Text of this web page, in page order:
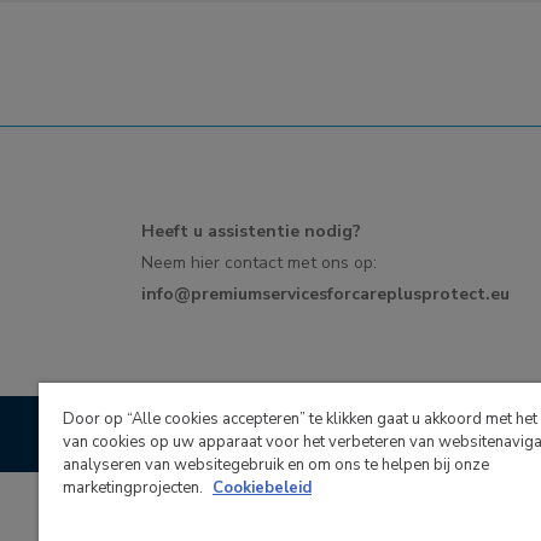
Heeft u assistentie nodig?
Neem hier contact met ons op:
info@premiumservicesforcareplusprotect.eu
Recommended and
Door op “Alle cookies accepteren” te klikken gaat u akkoord met
van cookies op uw apparaat voor het verbeteren van
analyseren van websitegebruik en om ons te helpen bij onze
marketingprojecten. Cookiebeleid